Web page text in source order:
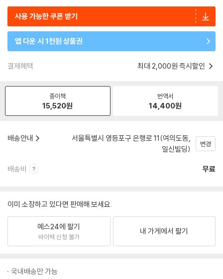
사용 가능한 쿠폰 받기
앱 다운 시 1천원 상품권
결제혜택 최대 2,000원 즉시할인
종이책
15,520원
번역서
14,400원
배송안내
서울특별시 영등포구 은행로 11(여의도동,
일신빌딩)
변경
배송비 무료
이미 소장하고 있다면 판매해 보세요.
예스24에 팔기
바이백 신청 불가
내 가게에서 팔기
국내배송만 가능